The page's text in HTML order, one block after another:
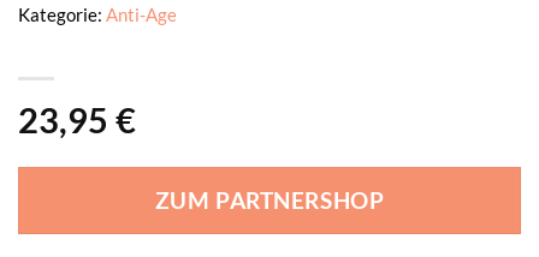
23,95 €
ZUM PARTNERSHOP
Kategorie: Anti-Age